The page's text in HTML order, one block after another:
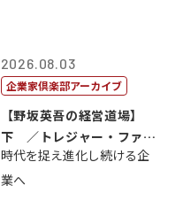
2026.08.03
企業家倶楽部アーカイブ
【野坂英吾の経営道場】
下 ／トレジャー・ファク
トリー社長野坂...
時代を捉え進化し続ける企
業へ